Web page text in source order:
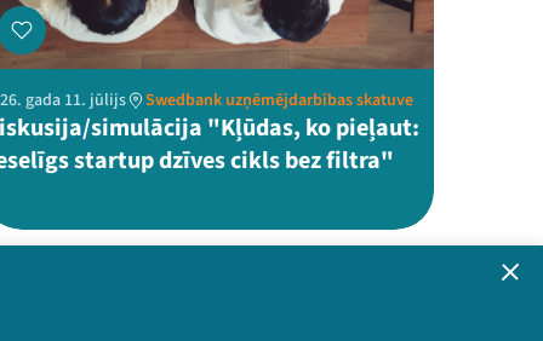
gada 11. jūlijs Swedbank uzņēmējdarbības skatuve
simulācija "Kļūdas, ko pieļaut:
startup dzīves cikls bez filtra"